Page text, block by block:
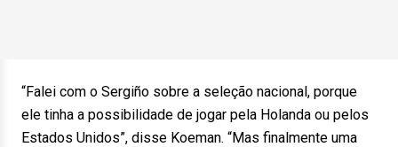
“Falei com o Sergiño sobre a seleção nacional, porque
ele tinha a possibilidade de jogar pela Holanda ou pelos
Estados Unidos”, disse Koeman. “Mas finalmente uma